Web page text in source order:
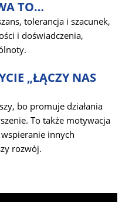
TO…
tolerancja i szacunek,
i doświadczenia,
„ŁĄCZY NAS
bo promuje działania
To także motywacja
innych
rozwój.